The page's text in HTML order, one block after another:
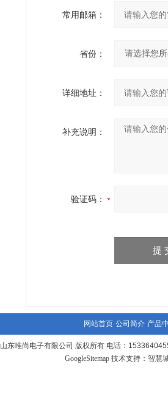
常用邮箱：
省份：
详细地址：
补充说明：
验证码：
网站首页 公司简介 产品
山东唯尚电子有限公司 版权所有 电话：
GoogleSitemap技术支持： 智慧